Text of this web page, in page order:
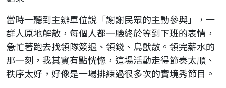
當時一聽到主辦單位說「謝謝民眾的主動參與」，一
群人原地解散，每個人都一臉終於等到下班的表情，
急忙著跑去找領隊簽退、領錢、鳥獸散。領完薪水的
那一刻，我其實有點恍惚，這場活動走得節奏太順、
秩序太好，好像是一場排練過很多次的實境秀節目。